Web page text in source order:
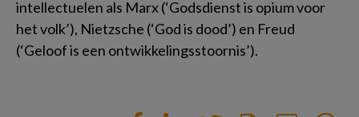
intellectuelen als Marx (‘Godsdienst is opium voor
het volk’), Nietzsche (‘God is dood’) en Freud
(‘Geloof is een ontwikkelingsstoornis’).